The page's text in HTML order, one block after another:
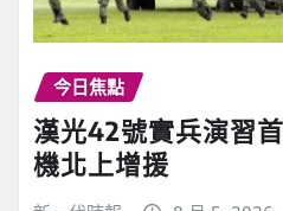
今日焦點
漢光42號實兵演習
機北上增援